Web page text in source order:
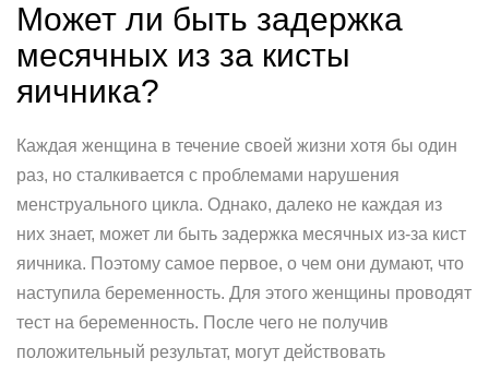
Может ли быть задержка
месячных из за кисты
яичника?
Каждая женщина в течение своей жизни хотя бы один
раз, но сталкивается с проблемами нарушения
менструального цикла. Однако, далеко не каждая из
них знает, может ли быть задержка месячных из-за кист
яичника. Поэтому самое первое, о чем они думают, что
наступила беременность. Для этого женщины проводят
тест на беременность. После чего не получив
положительный результат, могут действовать